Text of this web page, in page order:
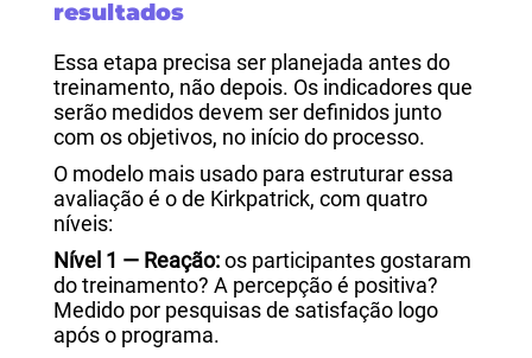
resultados
Essa etapa precisa ser planejada antes do
treinamento, não depois. Os indicadores que
serão medidos devem ser definidos junto
com os objetivos, no início do processo.
O modelo mais usado para estruturar essa
avaliação é o de Kirkpatrick, com quatro
níveis:
Nível 1 — Reação:os participantes gostaram
do treinamento? A percepção é positiva?
Medido por pesquisas de satisfação logo
após o programa.